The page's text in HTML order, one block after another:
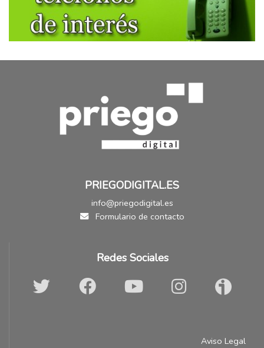
PRIEGODIGITAL.ES
info@priegodigital.es
Formulario de contacto
Redes Sociales
Aviso Legal